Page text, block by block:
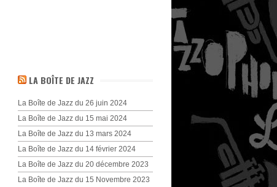
LA BOÎTE DE JAZZ
La Boîte de Jazz du 26 juin 2024
La Boîte de Jazz du 15 mai 2024
La Boîte de Jazz du 13 mars 2024
La Boîte de Jazz du 14 février 2024
La Boîte de Jazz du 20 décembre 2023
La Boîte de Jazz du 15 Novembre 2023